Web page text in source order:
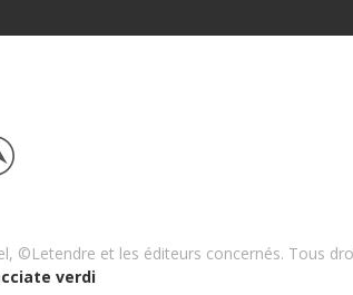
©Letendre et les éditeurs concernés. Tous
verdi